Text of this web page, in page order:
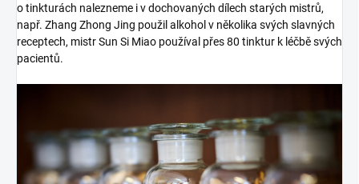
o tinkturách nalezneme i v dochovaných dílech starých mistrů,
např. Zhang Zhong Jing použil alkohol v několika svých slavných
receptech, mistr Sun Si Miao používal přes 80 tinktur k léčbě svých
pacientů.